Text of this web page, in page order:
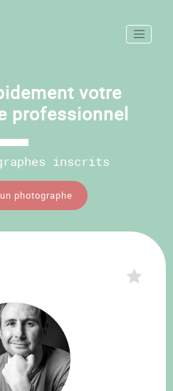
votre
professionnel
inscrits
photographe